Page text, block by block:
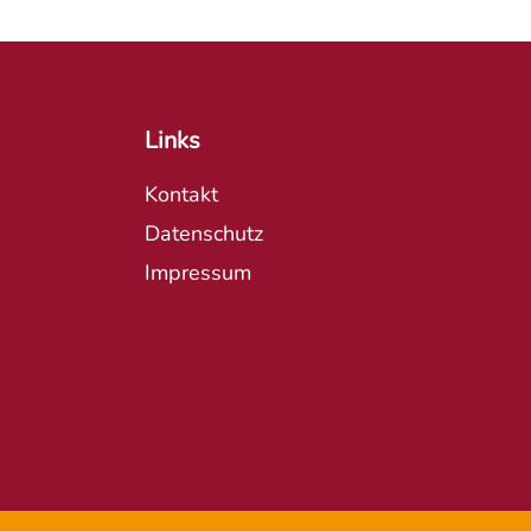
Links
Kontakt
Datenschutz
Impressum